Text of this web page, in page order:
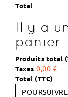
Total
Il y a
panier
Produits total
Taxes 0,00 €
Total (TTC)